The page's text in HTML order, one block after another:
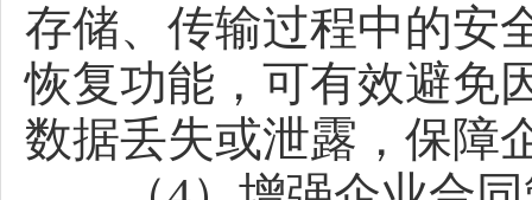
存储、传输过程中的安
恢复功能，可有效避免
数据丢失或泄露，保障